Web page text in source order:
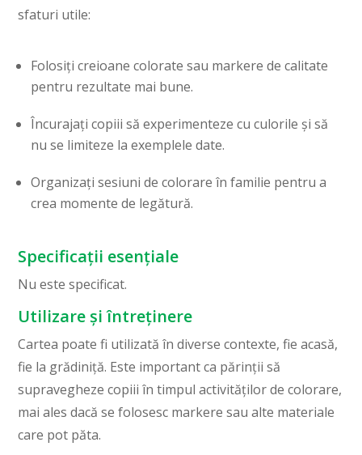
sfaturi utile:
Folosiți creioane colorate sau markere de calitate
pentru rezultate mai bune.
Încurajați copiii să experimenteze cu culorile și să
nu se limiteze la exemplele date.
Organizați sesiuni de colorare în familie pentru a
crea momente de legătură.
Specificații esențiale
Nu este specificat.
Utilizare și întreținere
Cartea poate fi utilizată în diverse contexte, fie acasă,
fie la grădiniță. Este important ca părinții să
supravegheze copiii în timpul activităților de colorare,
mai ales dacă se folosesc markere sau alte materiale
care pot păta.